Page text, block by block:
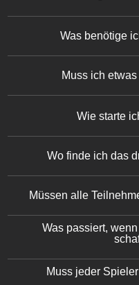
Was benötige
Muss ich
Wie starte
Wo finde ich das
Müssen alle
Was passiert,
Muss jeder